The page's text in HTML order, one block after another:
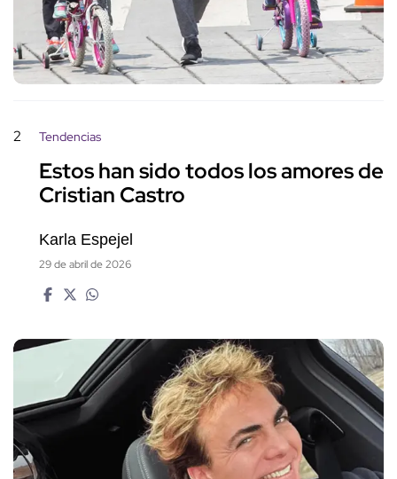
2 Tendencias
Estos han sido todos los amores de
Cristian Castro
Karla Espejel
29 de abril de 2026